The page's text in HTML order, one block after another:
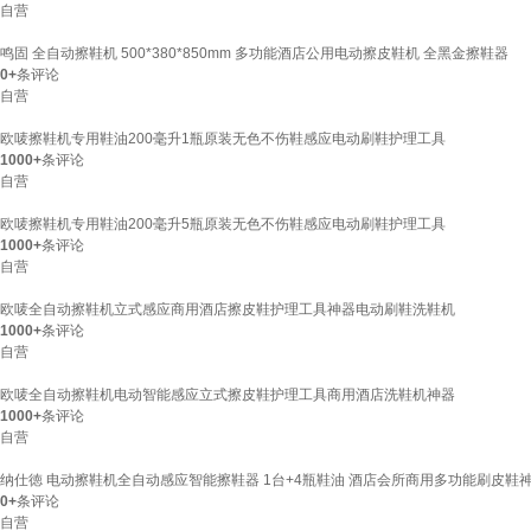
自营
鸣固 全自动擦鞋机 500*380*850mm 多功能酒店公用电动擦皮鞋机 全黑金擦鞋器
0+条评论
自营
欧唛擦鞋机专用鞋油200毫升1瓶原装无色不伤鞋感应电动刷鞋护理工具
1000+条评论
自营
欧唛擦鞋机专用鞋油200毫升5瓶原装无色不伤鞋感应电动刷鞋护理工具
1000+条评论
自营
欧唛全自动擦鞋机立式感应商用酒店擦皮鞋护理工具神器电动刷鞋洗鞋机
1000+条评论
自营
欧唛全自动擦鞋机电动智能感应立式擦皮鞋护理工具商用酒店洗鞋机神器
1000+条评论
自营
纳仕徳 电动擦鞋机全自动感应智能擦鞋器 1台+4瓶鞋油 酒店会所商用多功能刷皮鞋
0+条评论
自营